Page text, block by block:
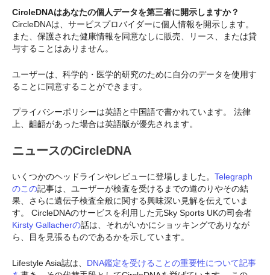
CircleDNAはあなたの個人データを第三者に開示しますか？
CircleDNAは、サービスプロバイダーに個人情報を開示します。
また、保護された健康情報を同意なしに販売、リース、または貸
与することはありません。
ユーザーは、科学的・医学的研究のために自分のデータを使用す
ることに同意することができます。
プライバシーポリシーは英語と中国語で書かれています。 法律
上、齟齬があった場合は英語版が優先されます。
ニュースのCircleDNA
いくつかのヘッドラインやレビューに登場しました。 Telegraph
のこの記事は、ユーザーが検査を受けるまでの道のりやその結
果、さらに遺伝子検査全般に関する興味深い見解を伝えていま
す。 CircleDNAのサービスを利用した元Sky Sports UKの司会者
Kirsty Gallacherの話は、それがいかにショッキングでありなが
ら、目を見張るものであるかを示しています。
Lifestyle Asia誌は、 DNA鑑定を受けることの重要性について記事